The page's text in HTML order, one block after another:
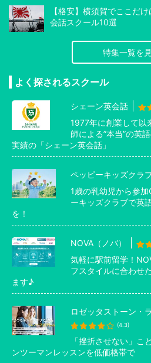
【格安】横須賀でここだ
会話スクール10選
特集一覧を
よく探されるスクール
シェーン英会話
1977年に創業して以
師による”本当”の英
実績の「シェーン英会話」
ペッピーキッズクラ
1歳の乳幼児から参
ーキッズクラブで英
を！
NOVA（ノバ）
気軽に駅前留学！
フスタイルに合わせ
ます♪
ロゼッタストーン・
(4.3)
「挫折させない」こ
ンツーマンレッスンを低価格帯で